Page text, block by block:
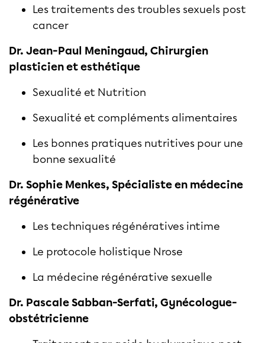
Les traitements des troubles sexuels post
cancer
Dr. Jean-Paul Meningaud, Chirurgien
plasticien et esthétique
Sexualité et Nutrition
Sexualité et compléments alimentaires
Les bonnes pratiques nutritives pour une
bonne sexualité
Dr. Sophie Menkes, Spécialiste en médecine
régénérative
Les techniques régénératives intime
Le protocole holistique Nrose
La médecine régénérative sexuelle
Dr. Pascale Sabban-Serfati, Gynécologue-
obstétricienne